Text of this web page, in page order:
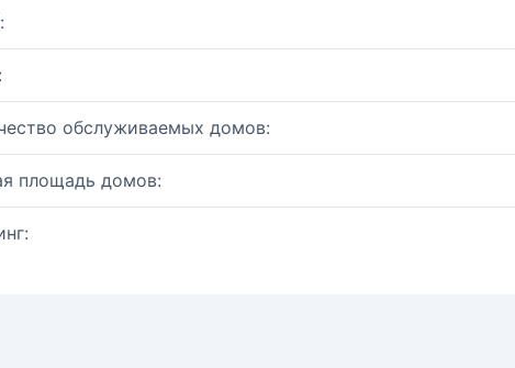
обслуживаемых домов:
площадь домов: